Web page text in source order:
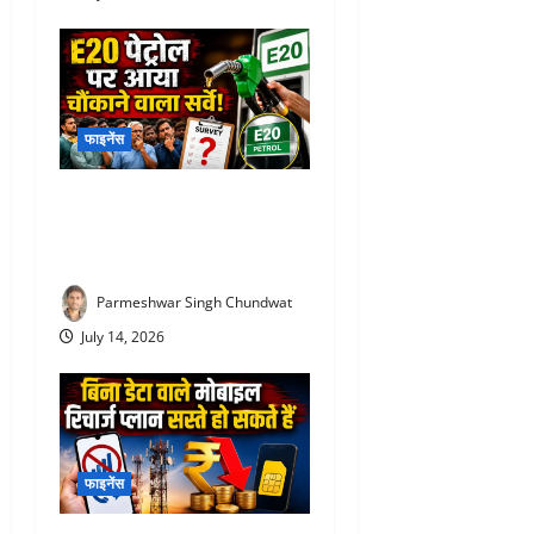
फाइनेंस
Parmeshwar Singh Chundwat
July 14, 2026
फाइनेंस